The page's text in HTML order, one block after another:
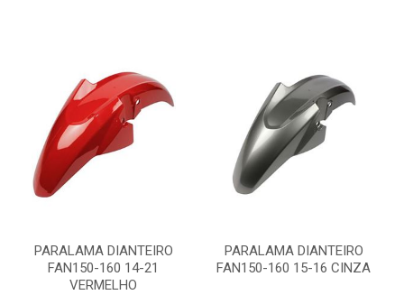
PARALAMA DIANTEIRO
FAN150-160 14-21
VERMELHO
PARALAMA DIANTEIRO
FAN150-160 15-16 CINZA